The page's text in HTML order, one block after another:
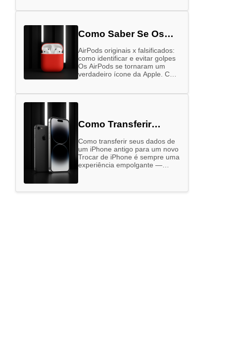
Como Saber Se Os
AirPods originais x falsificados:
como identificar e evitar golpes
Os AirPods se tornaram um
verdadeiro ícone da Apple. Com
Como Transferir
Antigo Para O Novo
Como transferir seus dados de
um iPhone antigo para um novo
Trocar de iPhone é sempre uma
experiência empolgante —